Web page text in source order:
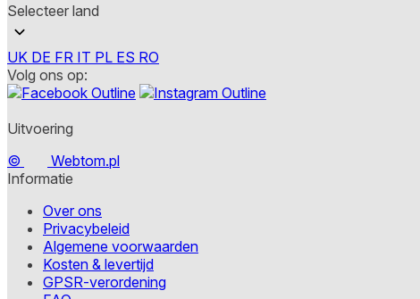
Selecteer land
UK DE FR IT PL ES RO
Volg ons op:
Uitvoering
©
Webtom.pl
Informatie
Over ons
Privacybeleid
Algemene voorwaarden
Kosten & levertijd
GPSR-verordening